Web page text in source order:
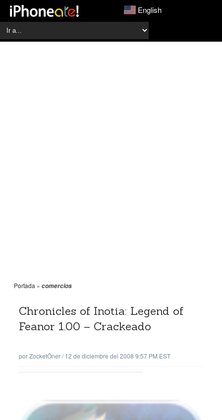
English
Portada » comercios
Chronicles of Inotia: Legend of
Feanor 1.00 – Crackeado
porZocketÖner/12 de diciembre del 2008 9:57 PM EST